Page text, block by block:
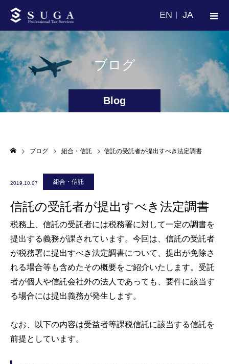
EN JA
Blog
ブログ
ブログ 組合・信託 信託の受託者が提出すべき法定調書
2019.10.07 組合・信託
信託の受託者が提出すべき法定調書
税務上、信託の受託者には税務署に対して一定の調書を
提出する義務が課されています。今回は、信託の受託者
が税務署に提出すべき法定調書について、提出が免除さ
れる場合等も含めたその概要をご紹介いたします。受託
者が個人や信託会社外の法人であっても、要件に該当す
る場合には提出義務が発生します。
なお、以下の内容は受益者等課税信託に該当する信託を
前提としています。